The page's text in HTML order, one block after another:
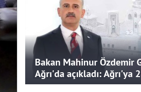
Bakan Mahinur Özdemir
Ağrı'da açıkladı: Ağrı'ya
liralık yatırım ve destek